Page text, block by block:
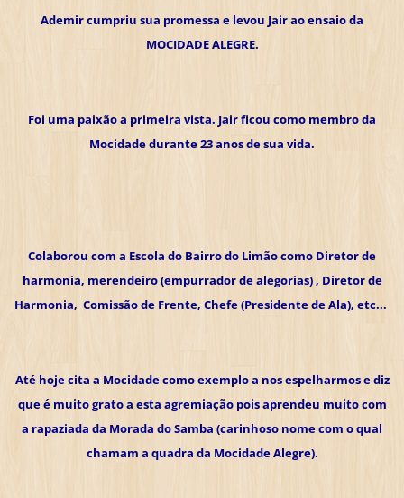
Ademir cumpriu sua promessa e levou Jair ao ensaio da
MOCIDADE ALEGRE.
Foi uma paixão a primeira vista. Jair ficou como membro da
Mocidade durante 23 anos de sua vida.
Colaborou com a Escola do Bairro do Limão como Diretor de
harmonia, merendeiro (empurrador de alegorias) , Diretor de
Harmonia, Comissão de Frente, Chefe (Presidente de Ala), etc...
Até hoje cita a Mocidade como exemplo a nos espelharmos e diz
que é muito grato a esta agremiação pois aprendeu muito com
a rapaziada da Morada do Samba (carinhoso nome com o qual
chamam a quadra da Mocidade Alegre).